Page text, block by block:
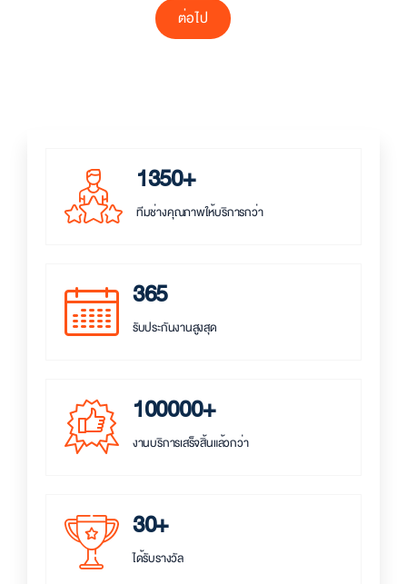
ต่อไป
1350+
ทีมช่างคุณภาพให้บริการกว่า
365
รับประกันงานสูงสุด
100000+
งานบริการเสร็จสิ้นแล้วกว่า
30+
ได้รับรางวัล